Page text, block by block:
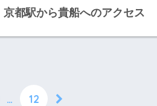
京都駅から貴船へのアクセス
… 12